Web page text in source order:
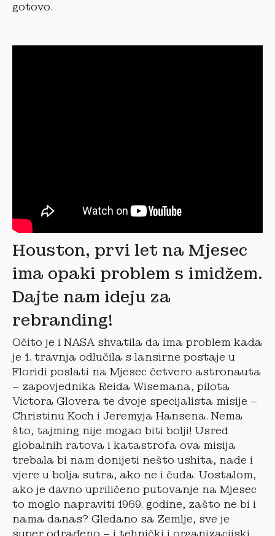
gotovo.
Houston, prvi let na Mjesec
ima opaki problem s imidžem.
Dajte nam ideju za
rebranding!
Očito je i NASA shvatila da ima problem kada
je 1. travnja odlučila s lansirne postaje u
Floridi poslati na Mjesec četvero astronauta
– zapovjednika Reida Wisemana, pilota
Victora Glovera te dvoje specijalista misije –
Christinu Koch i Jeremyja Hansena. Nema
što, tajming nije mogao biti bolji! Usred
globalnih ratova i katastrofa ova misija
trebala bi nam donijeti nešto ushita, nade i
vjere u bolja sutra, ako ne i čuda. Uostalom,
ako je davno upriličeno putovanje na Mjesec
to moglo napraviti 1969. godine, zašto ne bi i
nama danas? Gledano sa Zemlje, sve je